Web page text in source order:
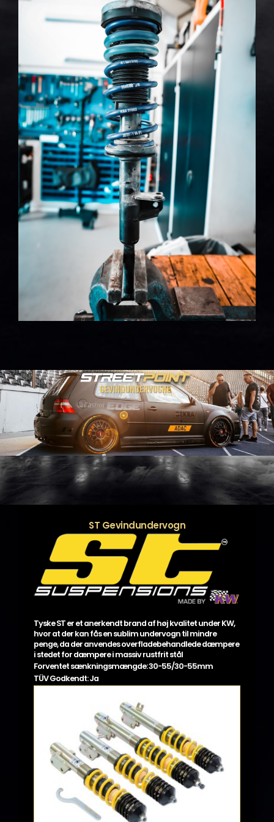
ST Gevindundervogn
Tyske ST er et anerkendt brand af høj kvalitet under KW,
hvor at der kan fås en sublim undervogn til mindre
penge, da der anvendes overfladebehandlede dæmpere
i stedet for dæmpere i massiv rustfrit stål
Forventet sænkningsmængde: 30-55/30-55mm
TÜV Godkendt: Ja